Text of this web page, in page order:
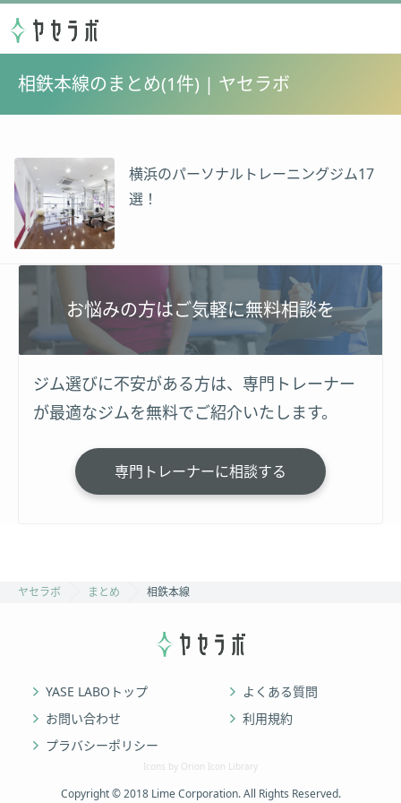
相鉄本線のまとめ(1件) | ヤセラボ
横浜のパーソナルトレーニングジム17
選！
お悩みの方はご気軽に無料相談を
ジム選びに不安がある方は、専門トレーナー
が最適なジムを無料でご紹介いたします。
専門トレーナーに相談する
ヤセラボ まとめ 相鉄本線
YASE LABOトップ
よくある質問
お問い合わせ
利用規約
プラバシーポリシー
Icons by Orion Icon Library
Copyright © 2018 Lime Corporation. All Rights Reserved.